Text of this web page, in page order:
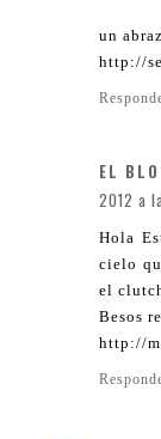
un
http://
EL
2012 a
Hola
cielo
el
Besos
http://